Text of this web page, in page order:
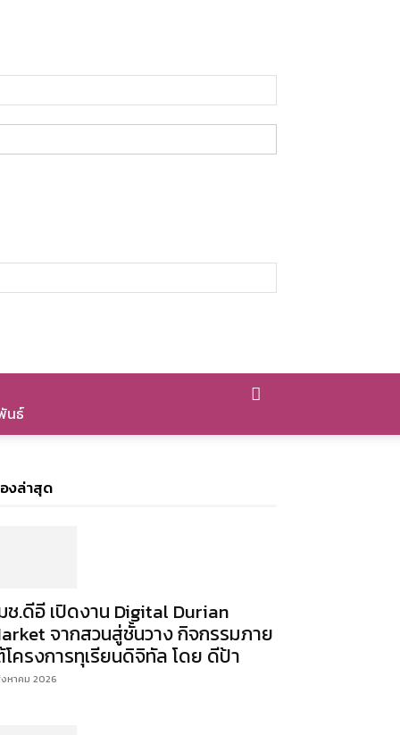
นธ์
องล่าสุด
ช.ดีอี เปิดงาน Digital Durian
จากสวนสู่ชั้นวาง กิจกรรมภาย
โครงการทุเรียนดิจิทัล โดย ดีป้า
หาคม 2026